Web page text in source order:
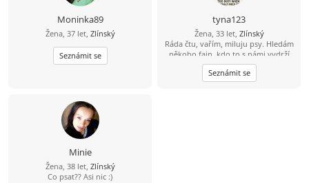
Moninka89
Žena, 37 let, Zlínský
Seznámit se
tyna123
Žena, 33 let, Zlínský
Ráda čtu, vařím, miluju psy. Hledám
někoho fajn, kdo to s námi vydrží
???? a jen tak se nezalekne
Seznámit se
Minie
Žena, 38 let, Zlínský
Co psat?? Asi nic :)